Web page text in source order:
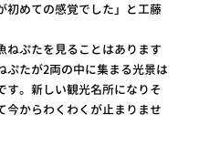
初めての感覚でした」と工藤
ねぷたを見ることはあります
ぷたが2両の中に集まる光景は
す。新しい観光名所になりそ
今からわくわくが止まりませ